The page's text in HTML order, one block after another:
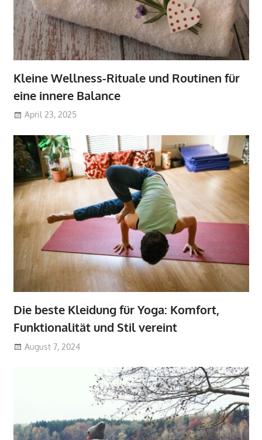
Kleine Wellness-Rituale und Routinen für
eine innere Balance
April 23, 2025
Die beste Kleidung für Yoga: Komfort,
Funktionalität und Stil vereint
August 7, 2024